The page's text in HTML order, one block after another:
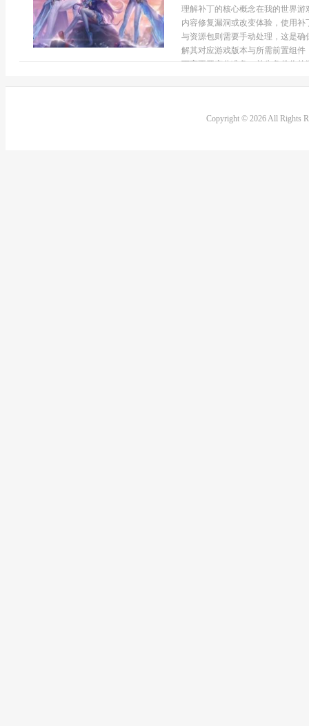
理解补丁的核心概念在我的世界
内容修复漏洞或改变体验，使用
与资源包则需要手动处理，这是
解其对应游戏版本与所需前置组
丁离不开充分准备，首先备份你的
Copyright © 2026 All Rights